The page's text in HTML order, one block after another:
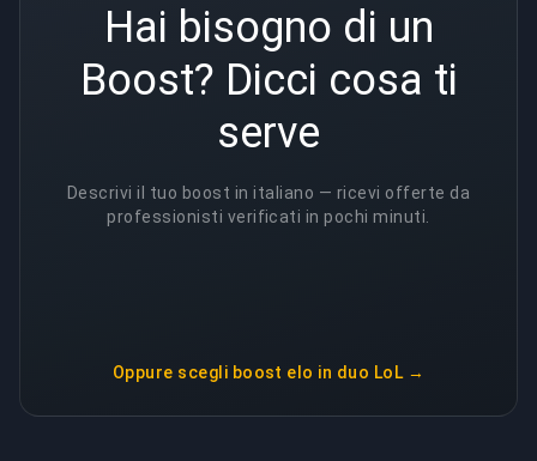
Hai bisogno di un
Boost? Dicci cosa ti
serve
Descrivi il tuo boost in italiano — ricevi offerte da
professionisti verificati in pochi minuti.
Oppure scegli boost elo in duo LoL →